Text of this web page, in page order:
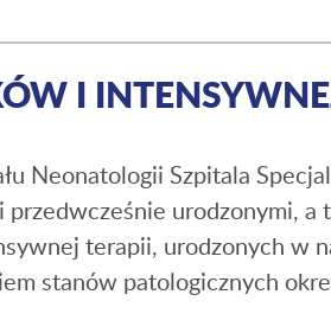
I
Neonatologii Szpitala
urodzonymi, a
terapii, urodzonych w
stanów patologicznych